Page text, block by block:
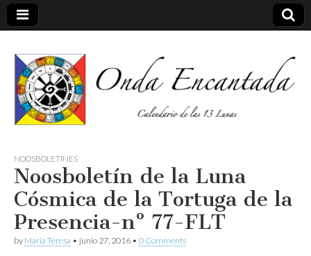
Onda
encantada
NOOSBOLETINES
Noosboletín de la Luna
Cósmica de la Tortuga de la
Presencia-nº 77-FLT
by Maria Teresa • junio 27, 2016 • 0 Comments